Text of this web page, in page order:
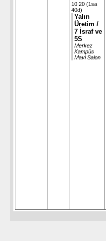
10:20 (1sa
40d)
Yalın
Üretim /
7 İsraf ve
5S
Merkez
Kampüs
Mavi Salon